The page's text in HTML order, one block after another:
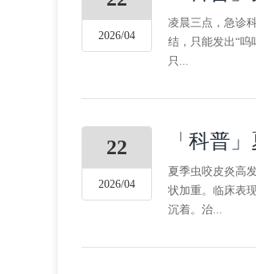
2026/04
凌晨三点，急诊
结，只能发出“
只...
22
2026/04
「科普
夏季虫咬皮炎高
状加重。临床表
沉着。治...